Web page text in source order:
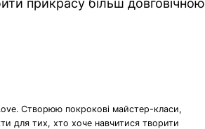
прикрасу більш довговічною
Створюю покрокові майстер-класи,
для тих, хто хоче навчитися творити